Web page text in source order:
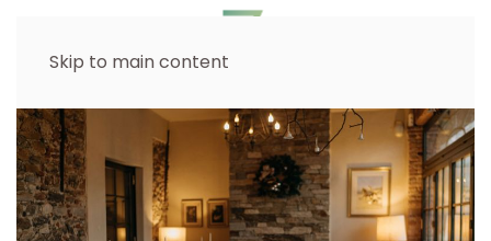
Skip to main content